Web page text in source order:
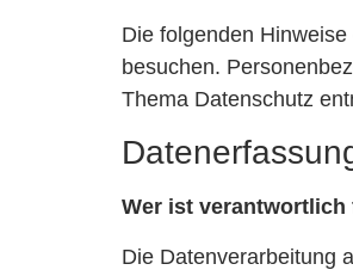
Die folgenden
besuchen.
Thema Datenschutz
Wer ist verantwortlich
Die Datenverarbeitung